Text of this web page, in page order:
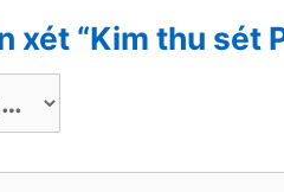
xét “Kim thu sét